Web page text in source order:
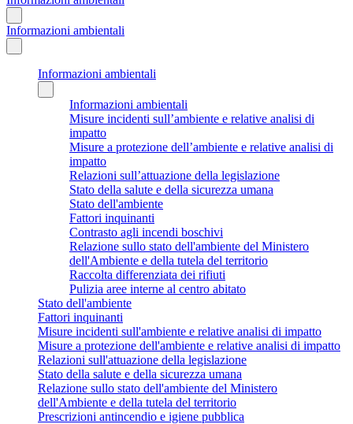
Informazioni ambientali
Informazioni ambientali
Informazioni ambientali
Misure incidenti sull’ambiente e relative analisi di
impatto
Misure a protezione dell’ambiente e relative analisi di
impatto
Relazioni sull’attuazione della legislazione
Stato della salute e della sicurezza umana
Stato dell'ambiente
Fattori inquinanti
Contrasto agli incendi boschivi
Relazione sullo stato dell'ambiente del Ministero
dell'Ambiente e della tutela del territorio
Raccolta differenziata dei rifiuti
Pulizia aree interne al centro abitato
Stato dell'ambiente
Fattori inquinanti
Misure incidenti sull'ambiente e relative analisi di impatto
Misure a protezione dell'ambiente e relative analisi di impatto
Relazioni sull'attuazione della legislazione
Stato della salute e della sicurezza umana
Relazione sullo stato dell'ambiente del Ministero
dell'Ambiente e della tutela del territorio
Prescrizioni antincendio e igiene pubblica